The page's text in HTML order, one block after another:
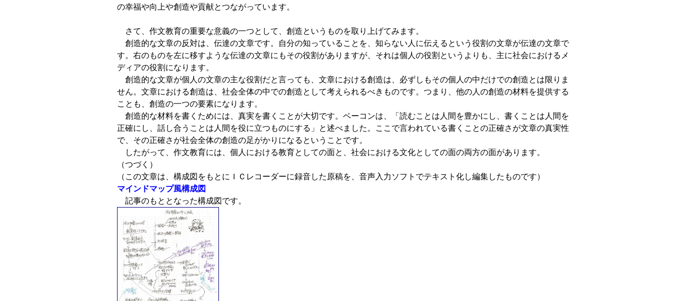
の幸福や向上や創造や貢献とつながっています。
さて、作文教育の重要な意義の一つとして、創造というものを取り上げてみます。
創造的な文章の反対は、伝達の文章です。自分の知っていることを、知らない人に伝えるという役割の文章が伝達の文章で
す。右のものを左に移すような伝達の文章にもその役割がありますが、それは個人の役割というよりも、主に社会におけるメ
ディアの役割になります。
創造的な文章が個人の文章の主な役割だと言っても、文章における創造は、必ずしもその個人の中だけでの創造とは限りま
せん。文章における創造は、社会全体の中での創造として考えられるべきものです。つまり、他の人の創造の材料を提供する
ことも、創造の一つの要素になります。
創造的な材料を書くためには、真実を書くことが大切です。ベーコンは、「読むことは人間を豊かにし、書くことは人間を
正確にし、話し合うことは人間を役に立つものにする」と述べました。ここで言われている書くことの正確さが文章の真実性
で、その正確さが社会全体の創造の足がかりになるということです。
したがって、作文教育には、個人における教育としての面と、社会における文化としての面の両方の面があります。
（つづく）
（この文章は、構成図をもとにＩＣレコーダーに録音した原稿を、音声入力ソフトでテキスト化し編集したものです）
マインドマップ風構成図
記事のもととなった構成図です。